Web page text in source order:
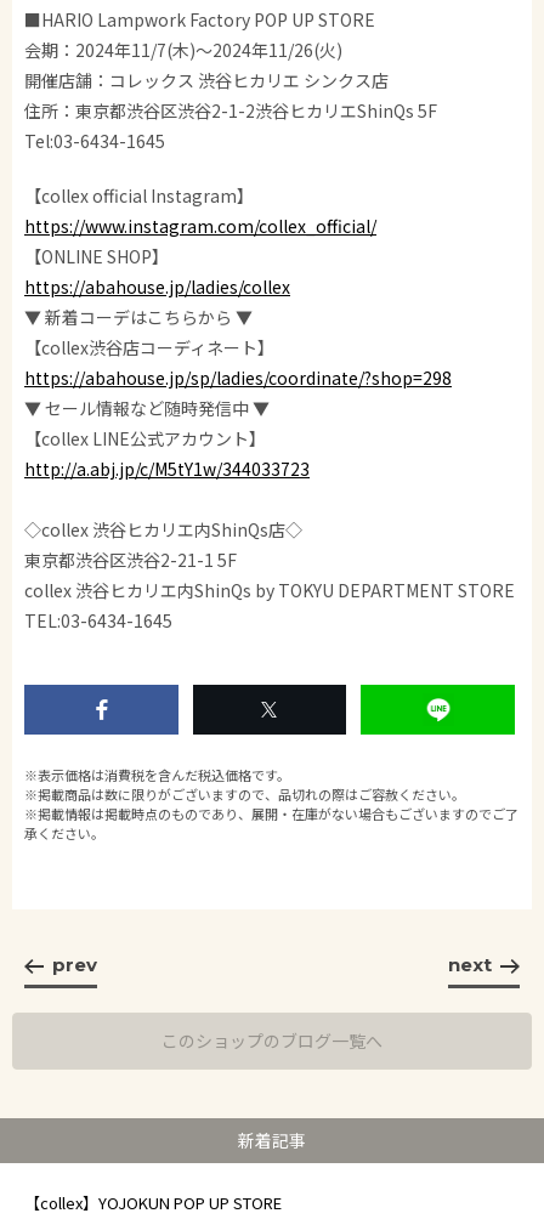
■HARIO Lampwork Factory POP UP STORE
会期：2024年11/7(木)～2024年11/26(火)
開催店舗：コレックス 渋谷ヒカリエ シンクス店
住所：東京都渋谷区渋谷2-1-2渋谷ヒカリエShinQs 5F
Tel:03-6434-1645
【collex official Instagram】
https://www.instagram.com/collex_official/
【ONLINE SHOP】
https://abahouse.jp/ladies/collex
▼ 新着コーデはこちらから ▼
【collex渋谷店コーディネート】
https://abahouse.jp/sp/ladies/coordinate/?shop=298
▼ セール情報など随時発信中 ▼
【collex LINE公式アカウント】
http://a.abj.jp/c/M5tY1w/344033723
◇collex 渋谷ヒカリエ内ShinQs店◇
東京都渋谷区渋谷2-21-1 5F
collex 渋谷ヒカリエ内ShinQs by TOKYU DEPARTMENT STORE
TEL:03-6434-1645
※表示価格は消費税を含んだ税込価格です。
※掲載商品は数に限りがございますので、品切れの際はご容赦ください。
※掲載情報は掲載時点のものであり、展開・在庫がない場合もございますのでご了
承ください。
prev next
このショップのブログ一覧へ
新着記事
【collex】YOJOKUN POP UP STORE